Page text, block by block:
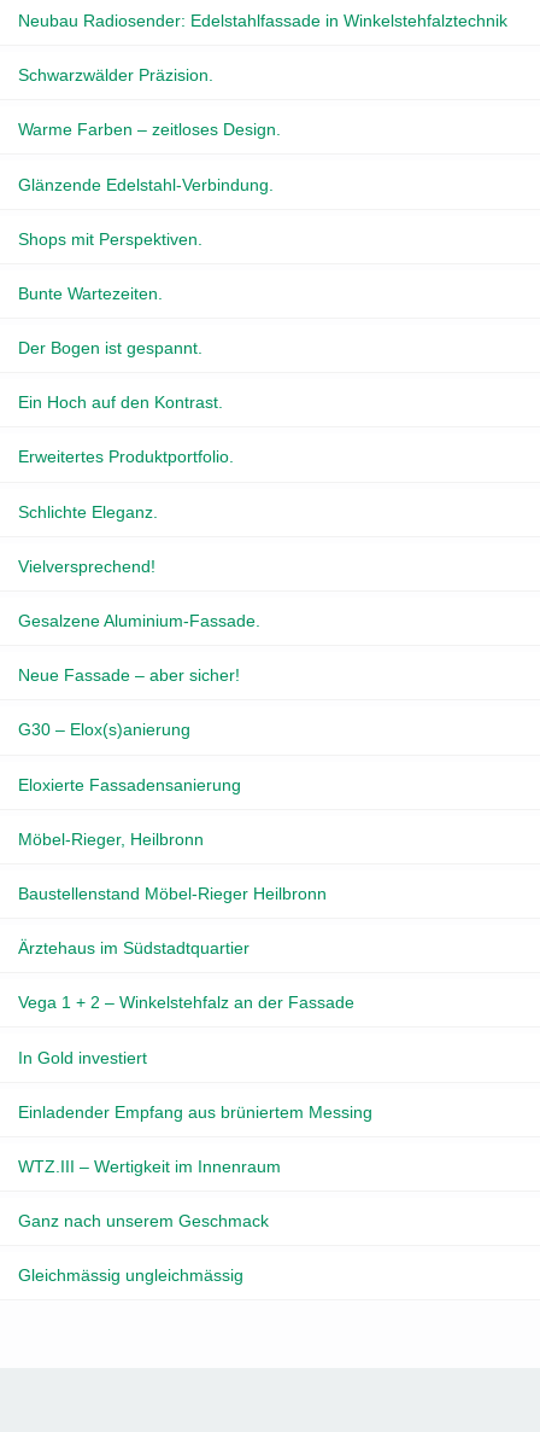
Neubau Radiosender: Edelstahlfassade in Winkelstehfalztechnik
Schwarzwälder Präzision.
Warme Farben – zeitloses Design.
Glänzende Edelstahl-Verbindung.
Shops mit Perspektiven.
Bunte Wartezeiten.
Der Bogen ist gespannt.
Ein Hoch auf den Kontrast.
Erweitertes Produktportfolio.
Schlichte Eleganz.
Vielversprechend!
Gesalzene Aluminium-Fassade.
Neue Fassade – aber sicher!
G30 – Elox(s)anierung
Eloxierte Fassadensanierung
Möbel-Rieger, Heilbronn
Baustellenstand Möbel-Rieger Heilbronn
Ärztehaus im Südstadtquartier
Vega 1 + 2 – Winkelstehfalz an der Fassade
In Gold investiert
Einladender Empfang aus brüniertem Messing
WTZ.III – Wertigkeit im Innenraum
Ganz nach unserem Geschmack
Gleichmässig ungleichmässig